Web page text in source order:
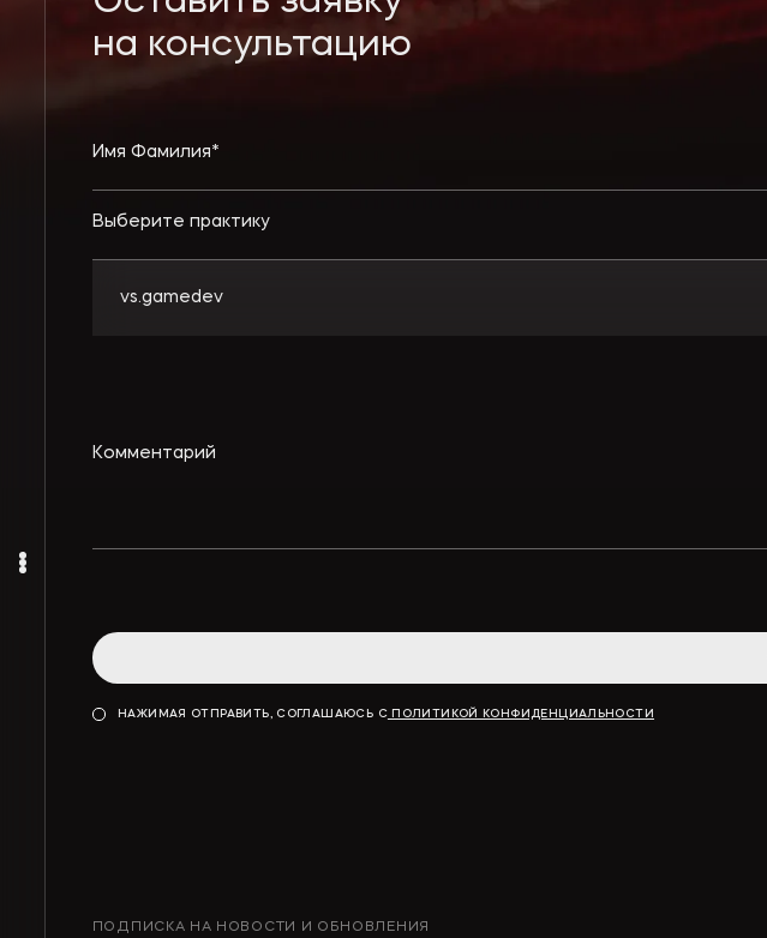
на консультацию
Выберите практику
vs.gamedev
НАЖИМАЯ ОТПРАВИТЬ, СОГЛАШАЮСЬ СПОЛИТИКОЙ КОНФИДЕНЦИАЛЬНОСТИ
ПОДПИСКА НА НОВОСТИ И ОБНОВЛЕНИЯ